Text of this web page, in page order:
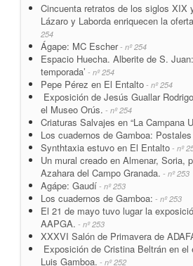
Cincuenta retratos de los siglos XIX
Lázaro y Laborda enriquecen la
254
Ágape: MC Escher- nº 254
Espacio Huecha. Alberite de S.
temporada’ - nº 254
Pepe Pérez en El Entalto - nº 254
Exposición de Jesús Guallar
el Museo Orús. - nº 254
Criaturas Salvajes en “La Campana
Los cuadernos de Gamboa: Postales
Synthtaxia estuvo en El Entalto - nº
Un mural creado en Almenar, Soria,
Azahara del Campo Granada. - nº 253
Agápe: Gaudí - nº 253
Los cuadernos de Gamboa: - nº 253
El 21 de mayo tuvo lugar la
AAPGA. - nº 253
XXXVI Salón de Primavera de
Exposición de Cristina Beltrán en
Luis Gamboa. - nº 252